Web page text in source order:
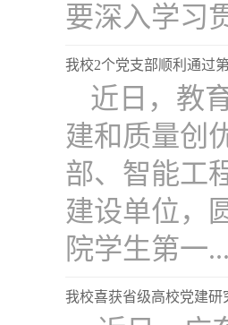
要深入学习
我校2个党支部顺利通过
近日，教
建和质量创
部、智能工
建设单位，
院学生第一
我校喜获省级高校党建研